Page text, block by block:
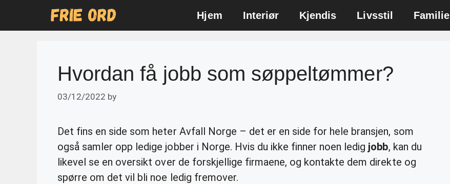
Hjem Interiør Kjendis Livsstil Familie
Hvordan få jobb som søppeltømmer?
03/12/2022 by
Det fins en side som heter Avfall Norge – det er en side for hele bransjen, som
også samler opp ledige jobber i Norge. Hvis du ikke finner noen ledig jobb, kan du
likevel se en oversikt over de forskjellige firmaene, og kontakte dem direkte og
spørre om det vil bli noe ledig fremover.